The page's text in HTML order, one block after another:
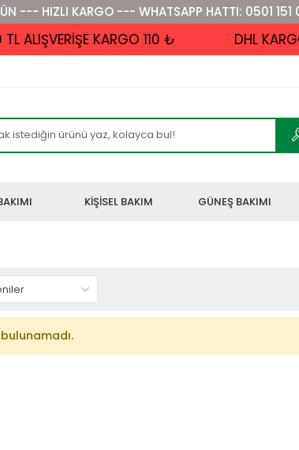
--- HIZLI KARGO --- WHATSAPP HATTI: 0501
KARGO 110 ₺ DHL
KİŞİSEL BAKIM GÜNEŞ BAKIMI